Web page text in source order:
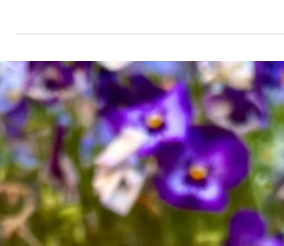
Glace minute açaï
Ingrédients : - 1 banane coupée en
morceaux mise la veille au congélateur. -
150g de baies d'açaï surgelées (ou autre
fruit) - 2 càs de...